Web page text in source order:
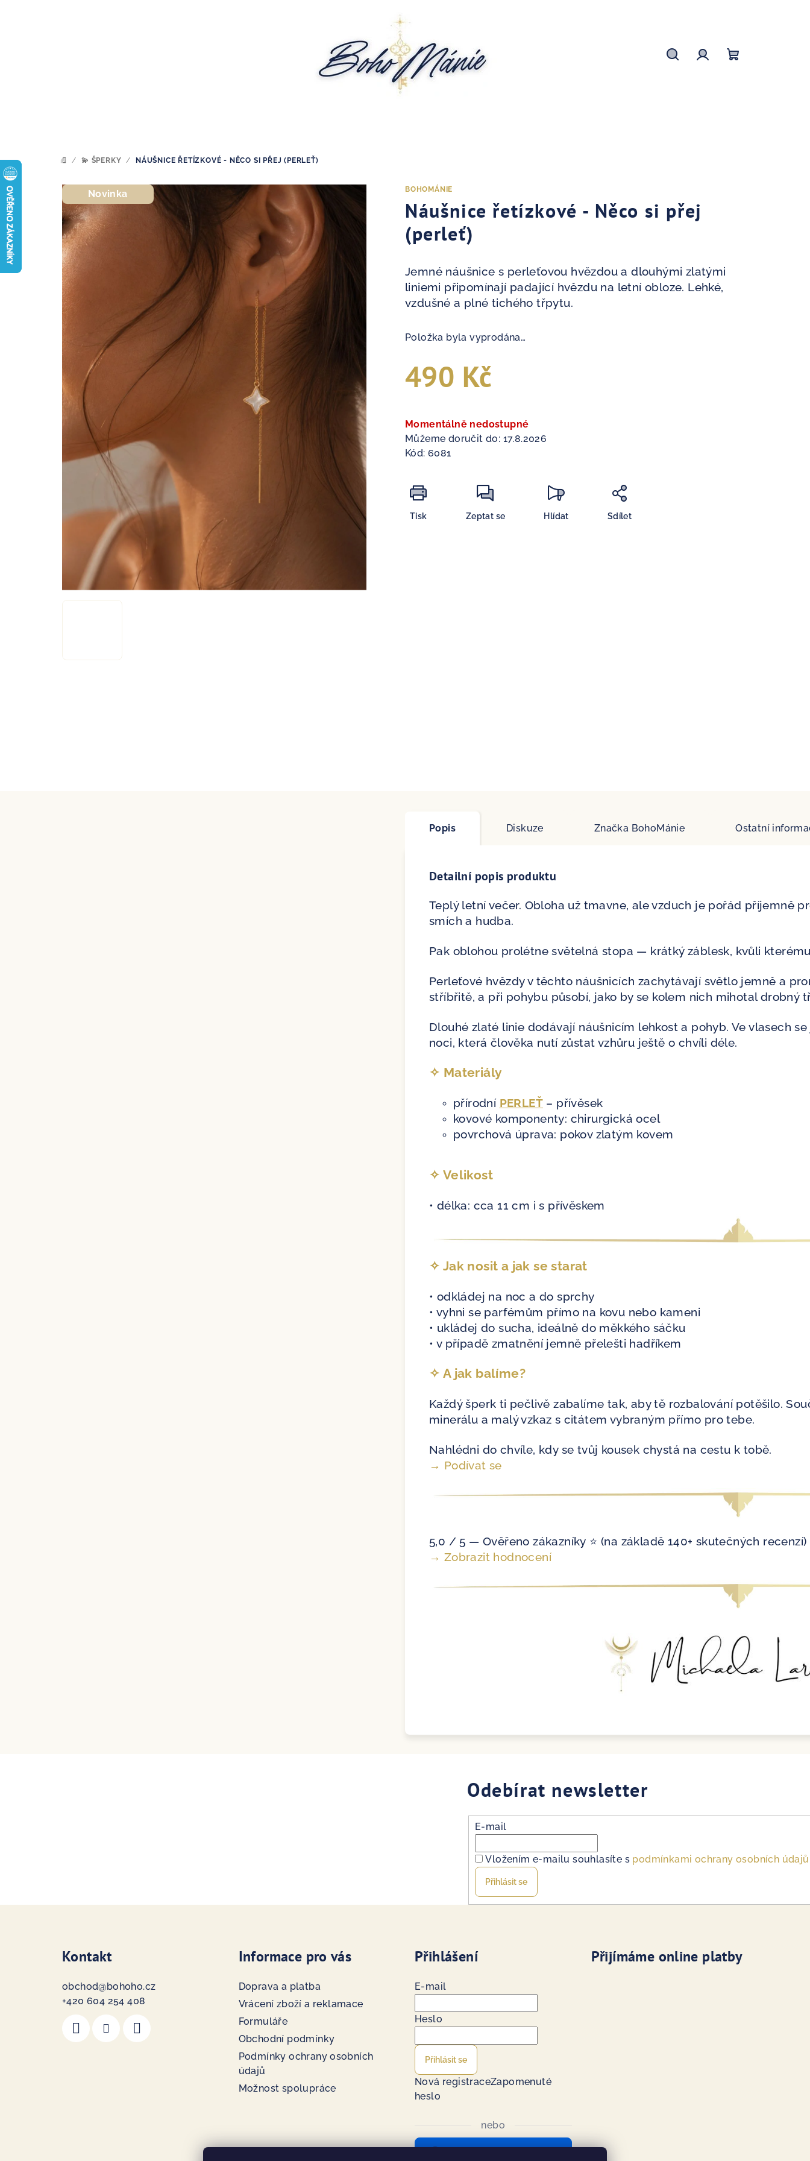
DOMŮ
/ 💫 ŠPERKY / NÁUŠNICE ŘETÍZKOVÉ - NĚCO SI PŘEJ (PERLEŤ)
BOHOMÁNIE
Náušnice řetízkové - Něco si přej
(perleť)
Jemné náušnice s perleťovou hvězdou a dlouhými zlatými
liniemi připomínají padající hvězdu na letní obloze. Lehké,
vzdušné a plné tichého třpytu.
Položka byla vyprodána…
490 Kč
cena:
Momentálně nedostupné
Můžeme doručit do: 17.8.2026
Kód: 6081
Tisk Zeptat se Hlídat Sdílet
Novinka
Popis Diskuze Značka BohoMánie Ostatní
Detailní popis produktu
Teplý letní večer. Obloha už tmavne, ale vzduch je pořád příjemně
smích a hudba.
Pak oblohou prolétne světelná stopa — krátký záblesk, kvůli
Perleťové hvězdy v těchto náušnicích zachytávají světlo jemně a
stříbřitě, a při pohybu působí, jako by se kolem nich mihotal drobný
Dlouhé zlaté linie dodávají náušnicím lehkost a pohyb. Ve vlasech
noci, která člověka nutí zůstat vzhůru ještě o chvíli déle.
✧ Materiály
přírodní PERLEŤ – přívěsek
kovové komponenty: chirurgická ocel
povrchová úprava: pokov zlatým kovem
✧ Velikost
• délka: cca 11 cm i s přívěskem
✧ Jak nosit a jak se starat
• odkládej na noc a do sprchy
• vyhni se parfémům přímo na kovu nebo kameni
• ukládej do sucha, ideálně do měkkého sáčku
• v případě zmatnění jemně přelešti hadříkem
✧ A jak balíme?
Každý šperk ti pečlivě zabalíme tak, aby tě rozbalování potěšilo.
minerálu a malý vzkaz s citátem vybraným přímo pro tebe.
Nahlédni do chvíle, kdy se tvůj kousek chystá na cestu k tobě.
→ Podívat se
5,0 / 5 — Ověřeno zákazníky ⭐ (na základě 140+ skutečných recenzí)
→ Zobrazit hodnocení
Odebírat newsletter
E-mail
Vložením e-mailu souhlasíte s podmínkami ochrany osobních údajů
Přihlásit se
Kontakt
obchod@bohoho.cz
+420 604 254 408
Informace pro vás
Doprava a platba
Vrácení zboží a reklamace
Formuláře
Obchodní podmínky
Podmínky ochrany osobních
údajů
Možnost spolupráce
Přihlášení
E-mail
Heslo
Přihlásit se
Nová registraceZapomenuté
heslo
nebo
Přijímáme online platby